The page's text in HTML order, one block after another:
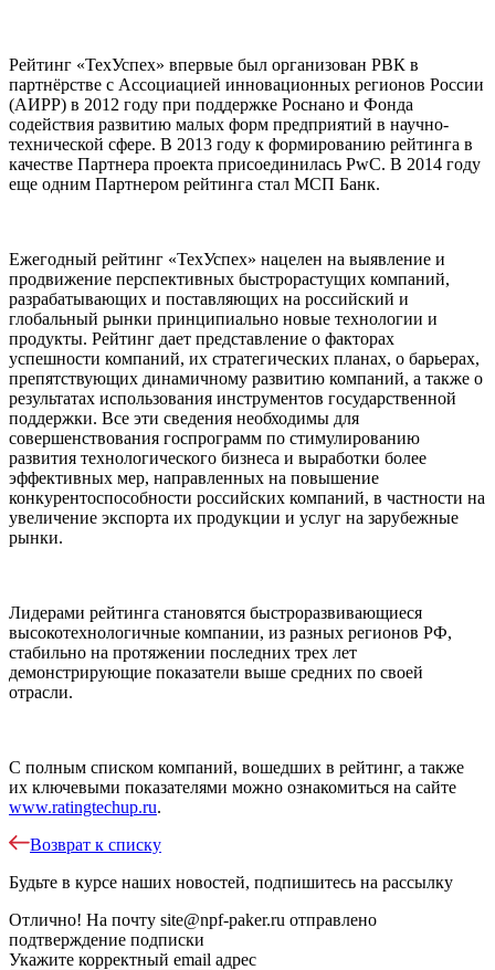
Рейтинг «ТехУспех» впервые был организован РВК в
партнёрстве с Ассоциацией инновационных регионов России
(АИРР) в 2012 году при поддержке Роснано и Фонда
содействия развитию малых форм предприятий в научно-
технической сфере. В 2013 году к формированию рейтинга в
качестве Партнера проекта присоединилась PwC. В 2014 году
еще одним Партнером рейтинга стал МСП Банк.
Ежегодный рейтинг «ТехУспех» нацелен на выявление и
продвижение перспективных быстрорастущих компаний,
разрабатывающих и поставляющих на российский и
глобальный рынки принципиально новые технологии и
продукты. Рейтинг дает представление о факторах
успешности компаний, их стратегических планах, о барьерах,
препятствующих динамичному развитию компаний, а также о
результатах использования инструментов государственной
поддержки. Все эти сведения необходимы для
совершенствования госпрограмм по стимулированию
развития технологического бизнеса и выработки более
эффективных мер, направленных на повышение
конкурентоспособности российских компаний, в частности на
увеличение экспорта их продукции и услуг на зарубежные
рынки.
Лидерами рейтинга становятся быстроразвивающиеся
высокотехнологичные компании, из разных регионов РФ,
стабильно на протяжении последних трех лет
демонстрирующие показатели выше средних по своей
отрасли.
С полным списком компаний, вошедших в рейтинг, а также
их ключевыми показателями можно ознакомиться на сайте
www.ratingtechup.ru.
Возврат к списку
Будьте в курсе наших новостей, подпишитесь на рассылку
Отлично! На почту site@npf-paker.ru отправлено
подтверждение подписки
Укажите корректный email адрес